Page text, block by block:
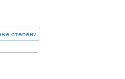
степени